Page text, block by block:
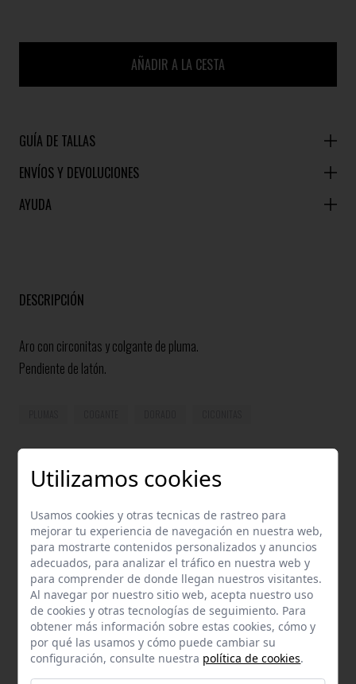
AÑADIR A LA CESTA
GUÍA DE TALLAS
ENVÍOS Y DEVOLUCIONES
AYUDA
DESCRIPCIÓN
Aro con circonitas y colgante de pluma.
Pendiente de latón.
Utilizamos cookies
Usamos cookies y otras tecnicas de rastreo para
mejorar tu experiencia de navegación en nuestra web,
para mostrarte contenidos personalizados y anuncios
adecuados, para analizar el tráfico en nuestra web y
para comprender de donde llegan nuestros visitantes.
Al navegar por nuestro sitio web, acepta nuestro uso
de cookies y otras tecnologías de seguimiento. Para
obtener más información sobre estas cookies, cómo y
por qué las usamos y cómo puede cambiar su
configuración, consulte nuestra política de cookies.